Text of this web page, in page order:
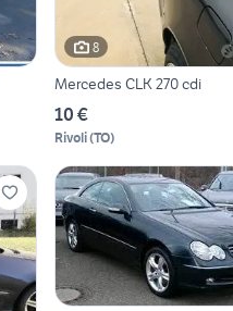
8
Mercedes CLK 270 cdi
10 €
Rivoli(TO)